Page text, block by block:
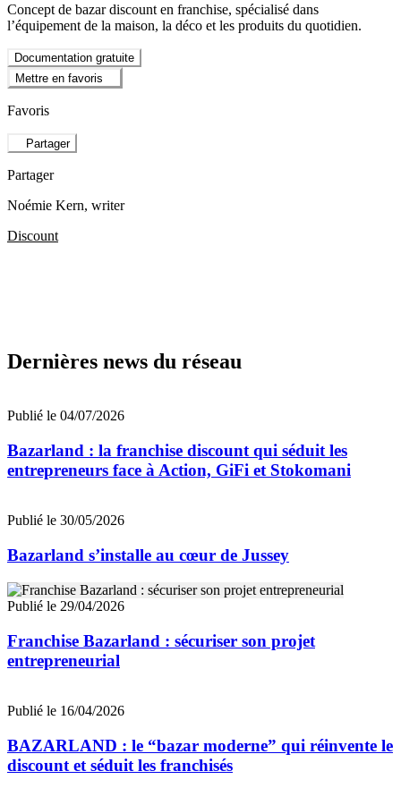
Concept de bazar discount en franchise, spécialisé dans
l’équipement de la maison, la déco et les produits du quotidien.
Documentation gratuite
Mettre en favoris
Favoris
Partager
Partager
Noémie Kern, writer
Discount
Dernières news du réseau
Publié le 04/07/2026
Bazarland : la franchise discount qui séduit les
entrepreneurs face à Action, GiFi et Stokomani
Publié le 30/05/2026
Bazarland s’installe au cœur de Jussey
Publié le 29/04/2026
Franchise Bazarland : sécuriser son projet
entrepreneurial
Publié le 16/04/2026
BAZARLAND : le “bazar moderne” qui réinvente le
discount et séduit les franchisés